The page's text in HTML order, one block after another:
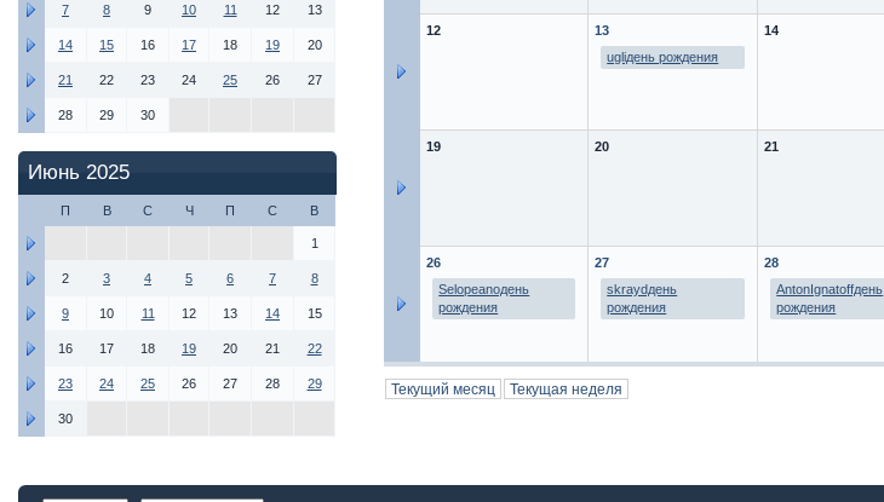
12
13
ugliдень рождения
14
19 20 21
26
Selopeanoдень
рождения
27
skraydдень
рождения
28
AntonIgnatoffдень
рождения
Текущий месяц Текущая неделя
7 8 9 10 11 12 13
14 15 16 17 18 19 20
21 22 23 24 25 26 27
28 29 30
Июнь 2025
П В С Ч П С В
1
2 3 4 5 6 7 8
9 10 11 12 13 14 15
16 17 18 19 20 21 22
23 24 25 26 27 28 29
30